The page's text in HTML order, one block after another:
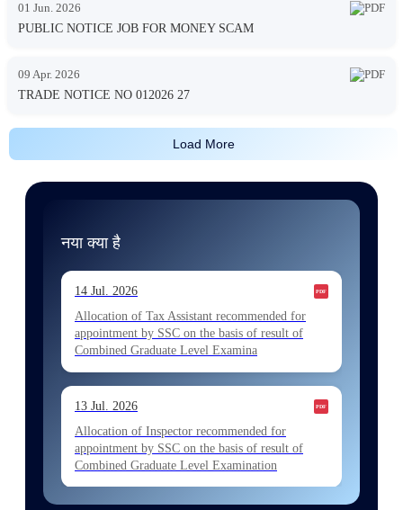
01 Jun. 2026
PUBLIC NOTICE JOB FOR MONEY SCAM
09 Apr. 2026
TRADE NOTICE NO 012026 27
Load More
नया क्या है
14 Jul. 2026
Allocation of Tax Assistant recommended for
appointment by SSC on the basis of result of
Combined Graduate Level Examina
13 Jul. 2026
Allocation of Inspector recommended for
appointment by SSC on the basis of result of
Combined Graduate Level Examination